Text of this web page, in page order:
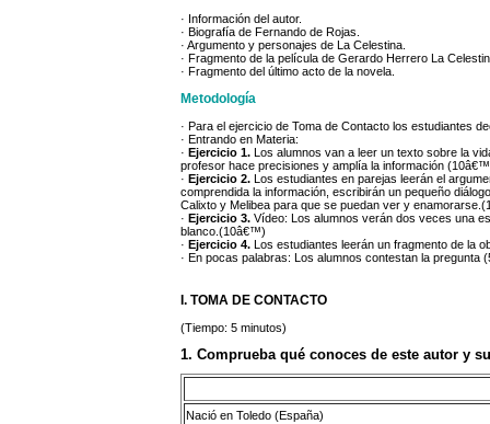
· Información del autor.
· Biografía de Fernando de Rojas.
· Argumento y personajes de La Celestina.
· Fragmento de la película de Gerardo Herrero La
· Fragmento del último acto de la novela.
Metodología
· Para el ejercicio de Toma de Contacto los estudiantes
· Entrando en Materia:
· Ejercicio 1. Los alumnos van a leer un texto sobre la
profesor hace precisiones y amplía la información
· Ejercicio 2. Los estudiantes en parejas leerán el
comprendida la información, escribirán un pequeño
Calixto y Melibea para que se puedan ver y
· Ejercicio 3. Vídeo: Los alumnos verán dos veces una
blanco.(10â€™)
· Ejercicio 4. Los estudiantes leerán un fragmento de la
· En pocas palabras: Los alumnos contestan la pregunta
I. TOMA DE CONTACTO
(Tiempo: 5 minutos)
1. Comprueba qué conoces de este autor y
Nació en Toledo (España)